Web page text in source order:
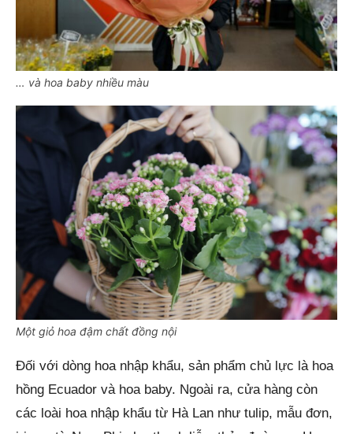
… và hoa baby nhiều màu
Một giỏ hoa đậm chất đồng nội
Đối với dòng hoa nhập khẩu, sản phẩm chủ lực là hoa
hồng Ecuador và hoa baby. Ngoài ra, cửa hàng còn
các loài hoa nhập khẩu từ Hà Lan như tulip, mẫu đơn,